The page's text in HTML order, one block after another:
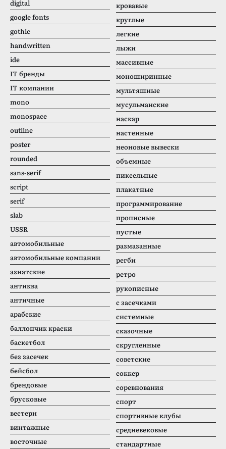
digital
google fonts
gothic
handwritten
ide
IT бренды
IT компании
mono
monospace
outline
poster
rounded
sans-serif
script
serif
slab
USSR
автомобильные
автомобильные компании
азиатские
антиква
античные
арабские
баллончик краски
баскетбол
без засечек
бейсбол
брендовые
брусковые
вестерн
винтажные
восточные
кровавые
круглые
легкие
лыжи
массивные
моноширинные
мультяшные
мусульманские
наскар
настенные
неоновые вывески
объемные
пиксельные
плакатные
программирование
прописные
пустые
размазанные
регби
ретро
рукописные
с засечками
системные
сказочные
скругленные
советские
соккер
соревнования
спорт
спортивные клубы
средневековые
стандартные